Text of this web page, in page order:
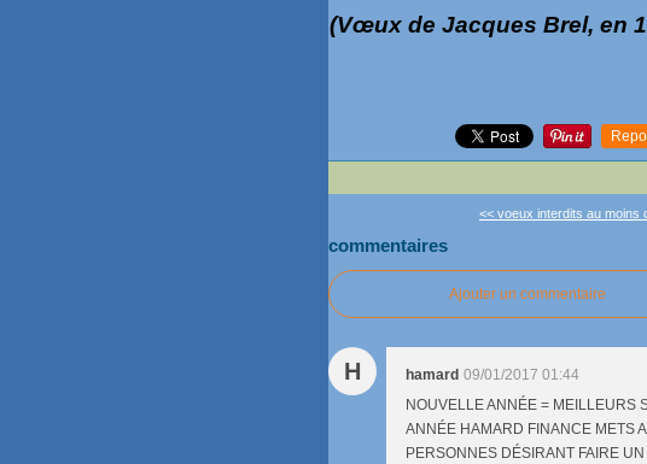
(Vœux de Jacques Brel, en
<< voeux interdits au moins
commentaires
Ajouter un commentaire
H hamard 09/01/2017 01:44
NOUVELLE ANNÉE = MEILLEURS
ANNÉE HAMARD FINANCE METS
PERSONNES DÉSIRANT FAIRE